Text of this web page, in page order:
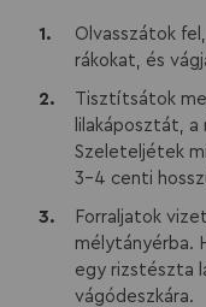
Olvasszátok
rákokat, és
Tisztítsátok
lilakáposztát,
Szeleteljétek
3-4 centi
Forraljatok
mélytányérba.
egy rizstészta
vágódeszkára.